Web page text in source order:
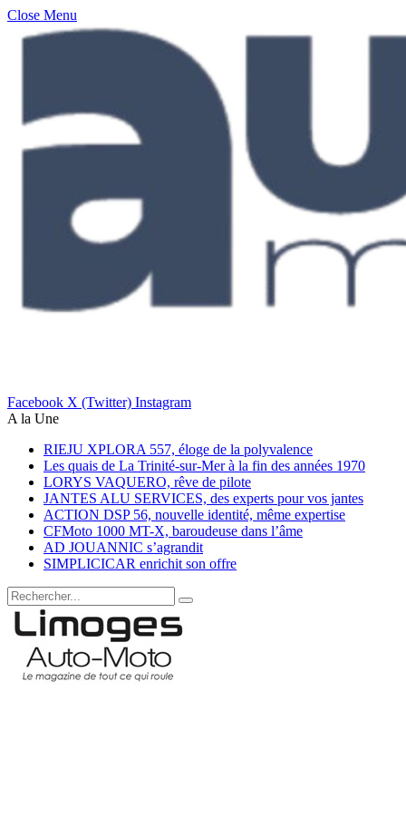
Close Menu
Facebook X (Twitter) Instagram
A la Une
RIEJU XPLORA 557, éloge de la polyvalence
Les quais de La Trinité-sur-Mer à la fin des années 1970
LORYS VAQUERO, rêve de pilote
JANTES ALU SERVICES, des experts pour vos jantes
ACTION DSP 56, nouvelle identité, même expertise
CFMoto 1000 MT-X, baroudeuse dans l’âme
AD JOUANNIC s’agrandit
SIMPLICICAR enrichit son offre